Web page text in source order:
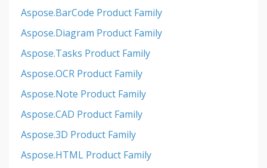
Aspose.BarCode Product Family
Aspose.Diagram Product Family
Aspose.Tasks Product Family
Aspose.OCR Product Family
Aspose.Note Product Family
Aspose.CAD Product Family
Aspose.3D Product Family
Aspose.HTML Product Family